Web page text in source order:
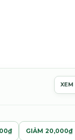
GIẢM 20,000₫